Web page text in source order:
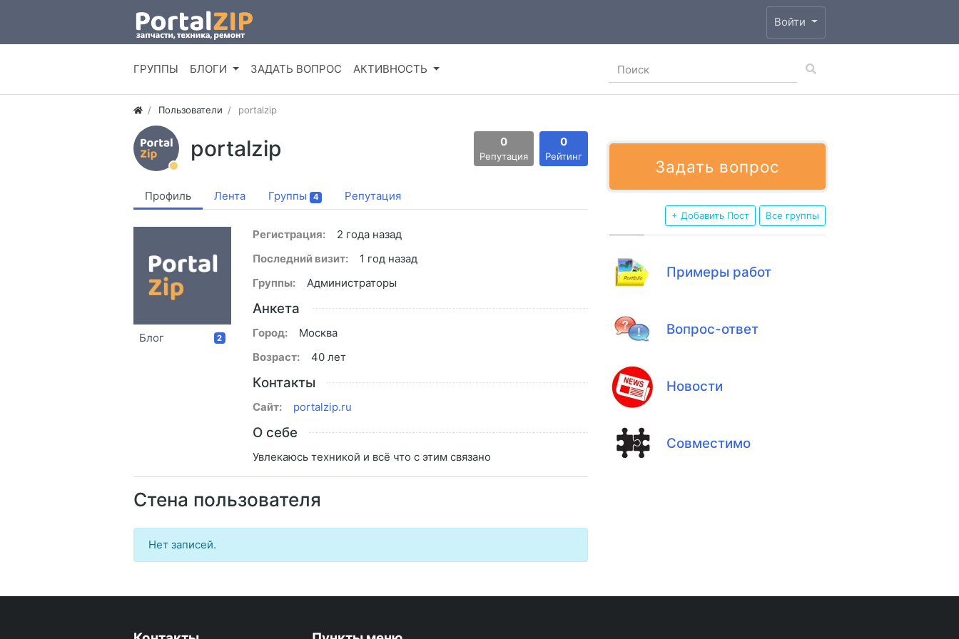
Войти
ГРУППЫ БЛОГИ ЗАДАТЬ ВОПРОС АКТИВНОСТЬ
Пользователи portalzip
portalzip 0
Репутация
0
Рейтинг
Профиль Лента Группы 4 Репутация
Блог 2
Регистрация:
2 года назад
Последний визит:
1 год назад
Группы:
Администраторы
Анкета
Город:
Москва
Возраст:
40 лет
Контакты
Сайт: portalzip.ru
О себе
Увлекаюсь техникой и всё что с этим связано
Стена пользователя
Нет записей.
Задать вопрос
+ Добавить Пост Все группы
Примеры работ
Вопрос-ответ
Новости
Совместимо